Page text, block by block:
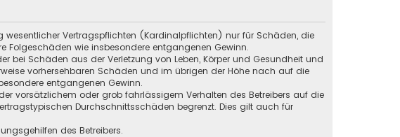
wesentlicher Vertragspflichten (Kardinalpflichten) nur für Schäden, die
Folgeschäden wie insbesondere entgangenen Gewinn.
Schäden aus der Verletzung von Leben, Körper und Gesundheit und
vorhersehbaren Schäden und im übrigen der Höhe nach auf die
entgangenen Gewinn.
vorsätzlichem oder grob fahrlässigem Verhalten des Betreibers auf die
Durchschnittsschäden begrenzt. Dies gilt auch für
des Betreibers.